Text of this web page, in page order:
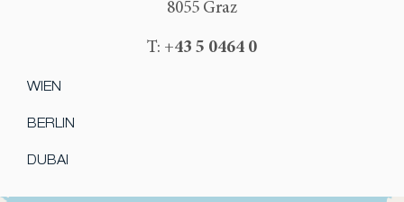
8055 Graz
T: +43 5 0464 0
WIEN
BERLIN
DUBAI